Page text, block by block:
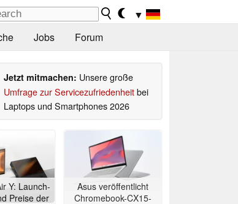
▼
Jobs Forum
Jetzt mitmachen: Unsere große
Umfrage zur Servicezufriedenheitbei
Laptops und Smartphones 2026
Y: Launch-
Preise der
Asus veröffentlicht
Chromebook-CX15-